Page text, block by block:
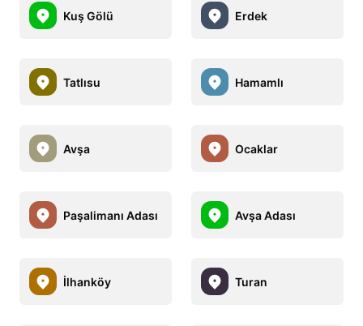
Kuş Gölü Erdek
Tatlısu Hamamlı
Avşa Ocaklar
Paşalimanı Adası Avşa Adası
İlhanköy Turan